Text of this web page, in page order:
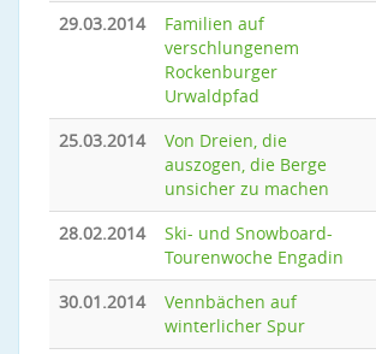
29.03.2014
Familien auf
verschlungenem
Rockenburger
Urwaldpfad
25.03.2014
Von Dreien, die
auszogen, die Berge
unsicher zu machen
28.02.2014
Ski- und Snowboard-
Tourenwoche Engadin
30.01.2014
Vennbächen auf
winterlicher Spur